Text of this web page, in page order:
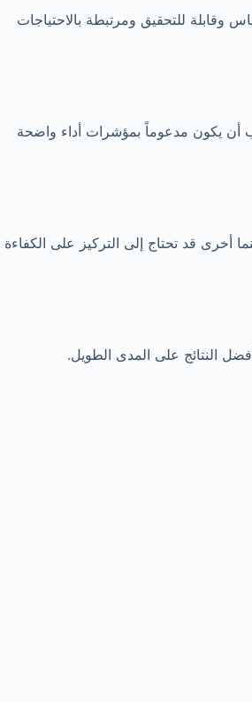
للتحقيق ومرتبطة بالاحتياجات
أن يكون مدعوماً بمؤشرات أداء واضحة
أخرى قد تحتاج إلى التركيز على الكفاءة
النتائج على المدى الطويل.